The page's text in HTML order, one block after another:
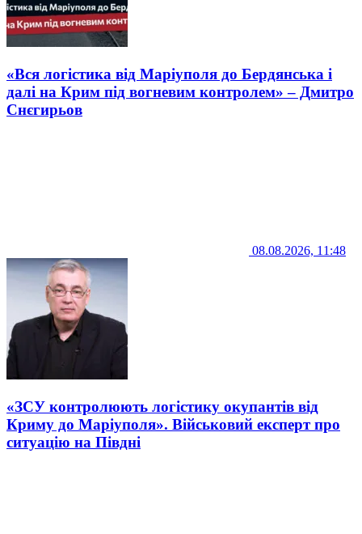
«Вся логістика від Маріуполя до Бердянська і
далі на Крим під вогневим контролем» – Дмитро
Снєгирьов
08.08.2026, 11:48
«ЗСУ контролюють логістику окупантів від
Криму до Маріуполя». Військовий експерт про
ситуацію на Півдні